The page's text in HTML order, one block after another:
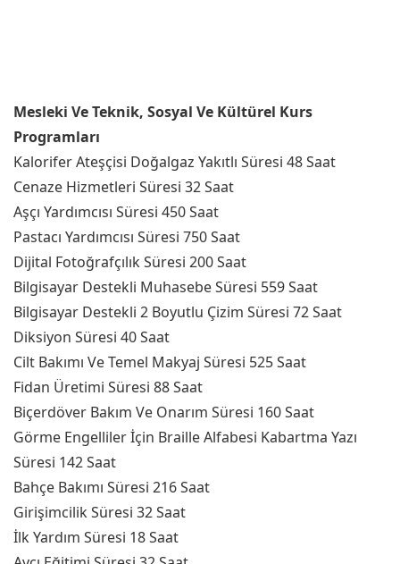
Mesleki Ve Teknik, Sosyal Ve Kültürel Kurs
Programları
Kalorifer Ateşçisi Doğalgaz Yakıtlı Süresi 48 Saat
Cenaze Hizmetleri Süresi 32 Saat
Aşçı Yardımcısı Süresi 450 Saat
Pastacı Yardımcısı Süresi 750 Saat
Dijital Fotoğrafçılık Süresi 200 Saat
Bilgisayar Destekli Muhasebe Süresi 559 Saat
Bilgisayar Destekli 2 Boyutlu Çizim Süresi 72 Saat
Diksiyon Süresi 40 Saat
Cilt Bakımı Ve Temel Makyaj Süresi 525 Saat
Fidan Üretimi Süresi 88 Saat
Biçerdöver Bakım Ve Onarım Süresi 160 Saat
Görme Engelliler İçin Braille Alfabesi Kabartma Yazı
Süresi 142 Saat
Bahçe Bakımı Süresi 216 Saat
Girişimcilik Süresi 32 Saat
İlk Yardım Süresi 18 Saat